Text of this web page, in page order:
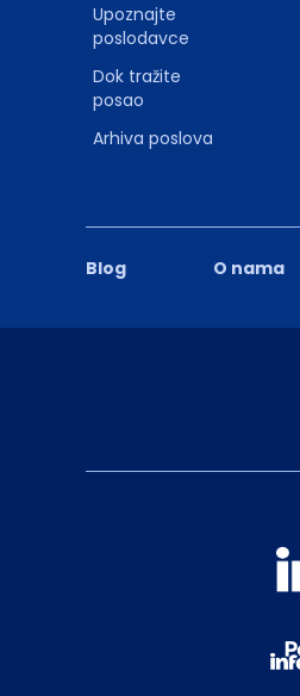
Blog O nama
Upoznajte
poslodavce
Dok tražite
posao
Arhiva poslova